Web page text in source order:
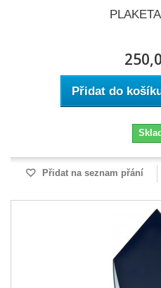
Přidat do
Přidat na seznam přání